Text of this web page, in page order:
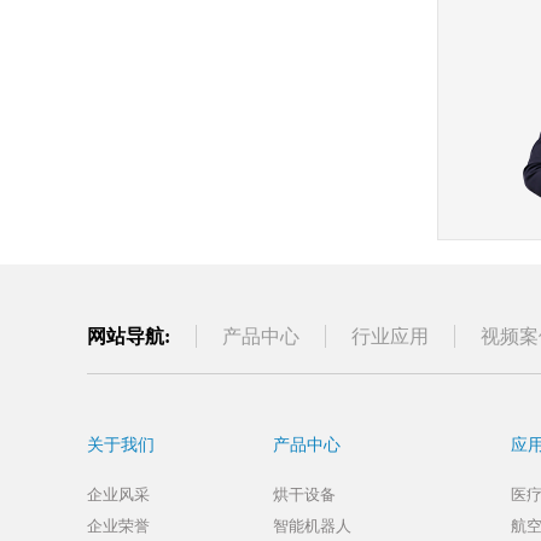
网站导航: 产品中心 行业应用 视频
关于我们
企业风采
企业荣誉
产品中心
烘干设备
智能机器人
应
医
航